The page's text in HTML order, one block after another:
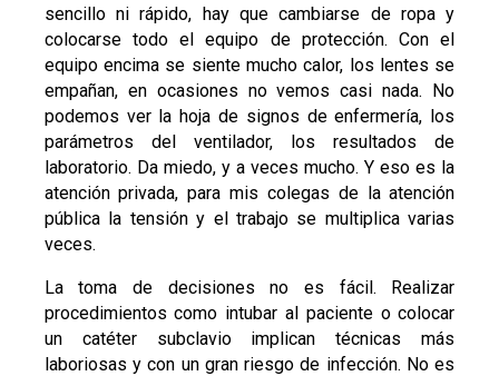
sencillo ni rápido, hay que cambiarse de ropa y
colocarse todo el equipo de protección. Con el
equipo encima se siente mucho calor, los lentes se
empañan, en ocasiones no vemos casi nada. No
podemos ver la hoja de signos de enfermería, los
parámetros del ventilador, los resultados de
laboratorio. Da miedo, y a veces mucho. Y eso es la
atención privada, para mis colegas de la atención
pública la tensión y el trabajo se multiplica varias
veces.
La toma de decisiones no es fácil. Realizar
procedimientos como intubar al paciente o colocar
un catéter subclavio implican técnicas más
laboriosas y con un gran riesgo de infección. No es